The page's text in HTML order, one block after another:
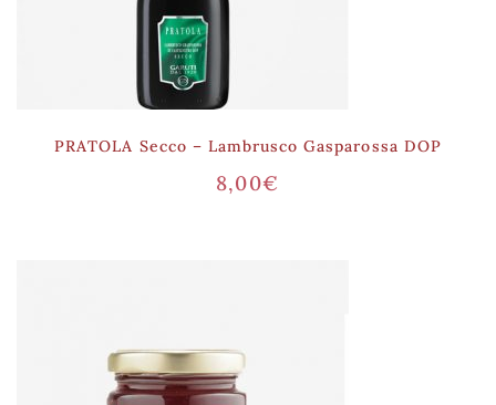
PRATOLA Secco – Lambrusco Gasparossa DOP
8,00€